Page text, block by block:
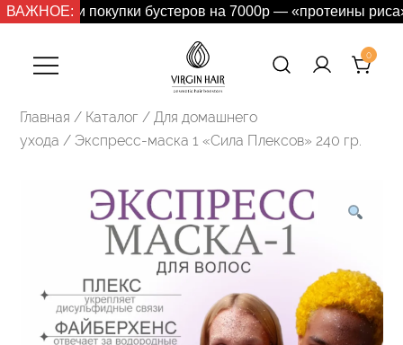
Перейти
содержимому
ВАЖНОЕ:при покупки бустеров на 7000р — «протеины риса»
Virgin Hair —
Профессиональная
0
Главная / Каталог / Для домашнего
ухода / Экспресс-маска 1 «Сила Плексов» 240 гр.